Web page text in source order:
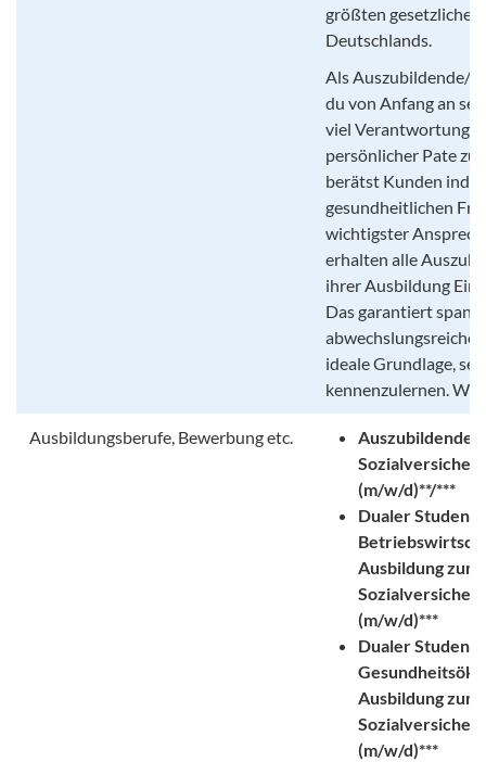
größten gesetzlichen
Deutschlands.
Als Auszubildende/r
du von Anfang an
viel Verantwortung,
persönlicher Pate
berätst Kunden
gesundheitlichen
wichtigster
erhalten alle
ihrer Ausbildung
Das garantiert
abwechslungsreiche
ideale Grundlage,
kennenzulernen. Wir
Ausbildungsberufe, Bewerbung etc.
Auszubildender
(m/w/d)**/***
Dualer Student
Ausbildung zum
(m/w/d)***
Dualer Student
Ausbildung zum
(m/w/d)***